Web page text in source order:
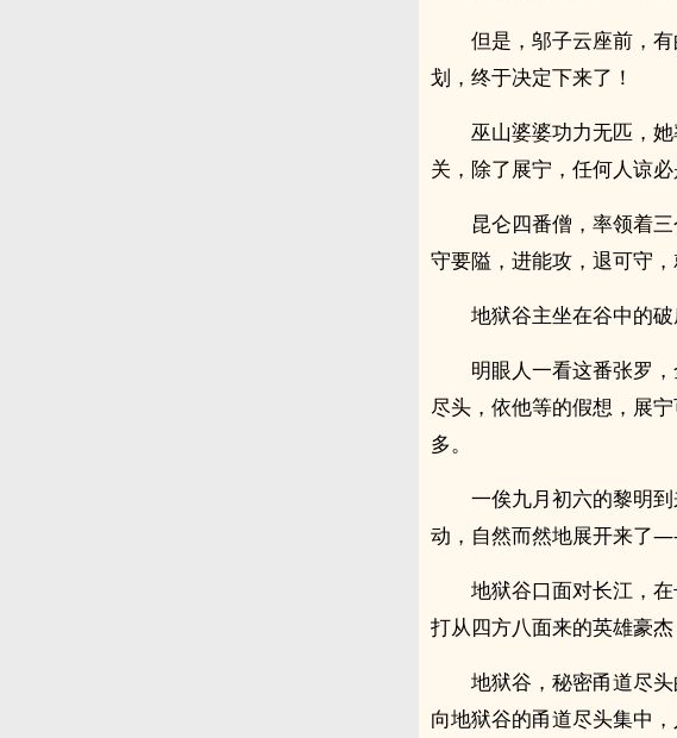
但是，邬子云座前，
划，终于决定下来了！
巫山婆婆功力无匹，
关，除了展宁，任何人谅必
昆仑四番僧，率领着
守要隘，进能攻，退可守
地狱谷主坐在谷中的
明眼人一看这番张罗
尽头，依他等的假想，展
多。
一俟九月初六的黎明
动，自然而然地展开来了
地狱谷口面对长江，
打从四方八面来的英雄豪
地狱谷，秘密甬道尽
向地狱谷的甬道尽头集中